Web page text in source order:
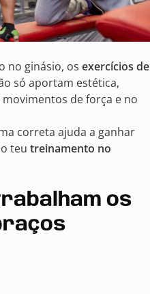
no ginásio, os exercícios de
só aportam estética,
de força e no
correta ajuda a ganhar
teu treinamento no
os